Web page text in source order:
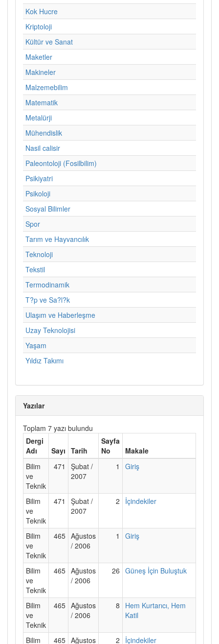
Kok Hucre
Kriptoloji
Kültür ve Sanat
Maketler
Makineler
Malzemebilim
Matematik
Metalürji
Mühendislik
Nasil calisir
Paleontoloji (Fosilbilim)
Psikiyatri
Psikoloji
Sosyal Bilimler
Spor
Tarım ve Hayvancılık
Teknoloji
Tekstil
Termodinamik
T?p ve Sa?l?k
Ulaşım ve Haberleşme
Uzay Teknolojisi
Yaşam
Yıldız Takımı
Yazılar
Toplam 7 yazı bulundu
Dergi
Adı
Sayı Tarih
Sayfa
No
Makale
Bilim
ve
Teknik
471
Şubat /
2007
1 Giriş
Bilim
ve
Teknik
471
Şubat /
2007
2 İçindekiler
Bilim
ve
Teknik
465 Ağustos
/ 2006
1 Giriş
Bilim
ve
Teknik
465 Ağustos
/ 2006
26 Güneş İçin Buluştuk
Bilim
ve
Teknik
465 Ağustos
/ 2006
8
Hem Kurtarıcı, Hem
Katil
Bilim 465 Ağustos 2 İçindekiler